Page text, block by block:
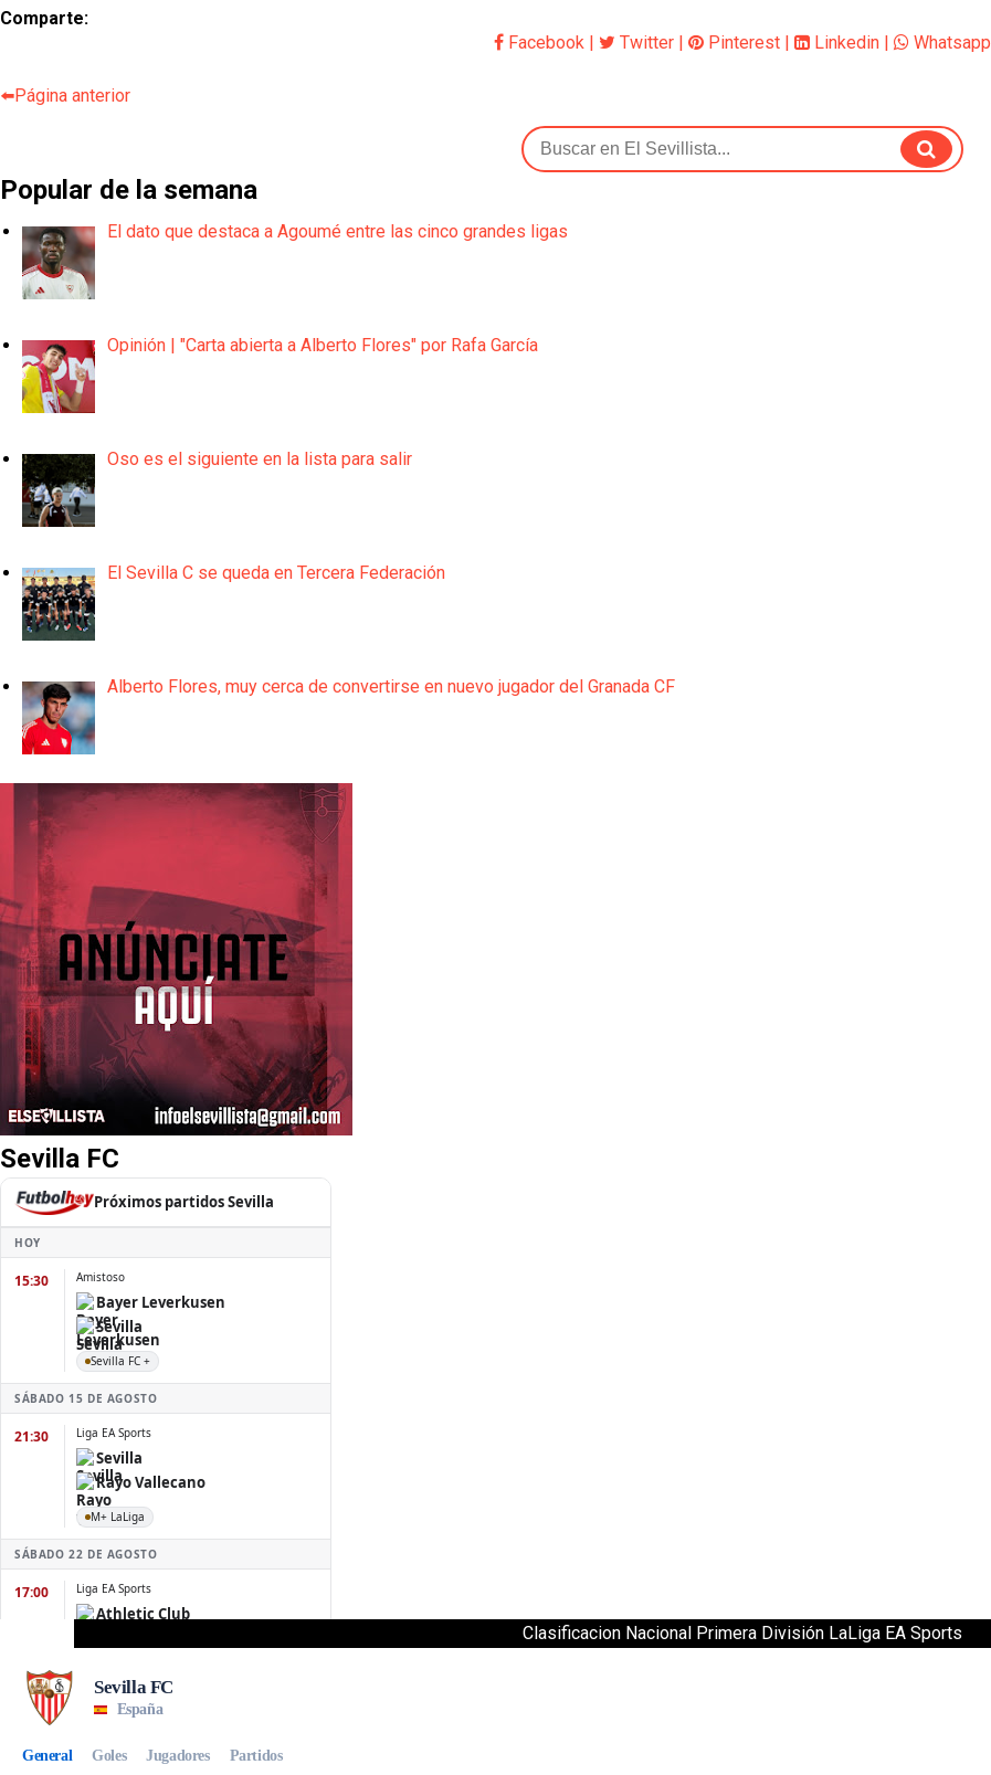
Comparte:
Facebook | Twitter | Pinterest | Linkedin | Whatsapp
⬅️Página anterior
Popular de la semana
El dato que destaca a Agoumé entre las cinco grandes ligas
Opinión | "Carta abierta a Alberto Flores" por Rafa García
Oso es el siguiente en la lista para salir
El Sevilla C se queda en Tercera Federación
Alberto Flores, muy cerca de convertirse en nuevo jugador del Granada CF
Sevilla FC
Clasificacion Nacional Primera División LaLiga EA Sports